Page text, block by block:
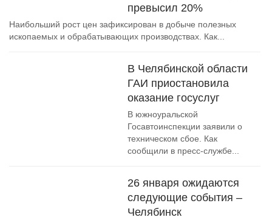
превысил 20%
Наибольший рост цен зафиксирован в добыче полезных
ископаемых и обрабатывающих производствах. Как...
В Челябинской области
ГАИ приостановила
оказание госуслуг
В южноуральской
Госавтоинспекции заявили о
техническом сбое. Как
сообщили в пресс-службе...
26 января ожидаются
следующие события –
Челябинск